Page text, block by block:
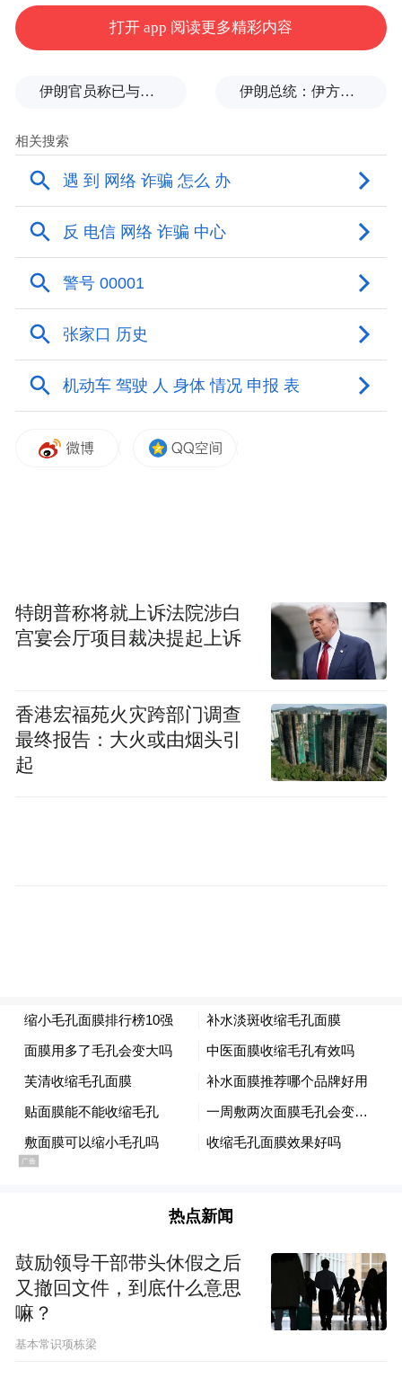
打开 app 阅读更多精彩内容
伊朗官员称已与阿曼就霍尔木兹海峡通行问题明确总体框架 伊朗总统：伊方未在涉谅解备忘录的谈判中作任何让步
特朗普称将就上诉法院涉白
宫宴会厅项目裁决提起上诉
香港宏福苑火灾跨部门调查
最终报告：大火或由烟头引
起
热点新闻
鼓励领导干部带头休假之后
又撤回文件，到底什么意思
嘛？
基本常识项栋梁